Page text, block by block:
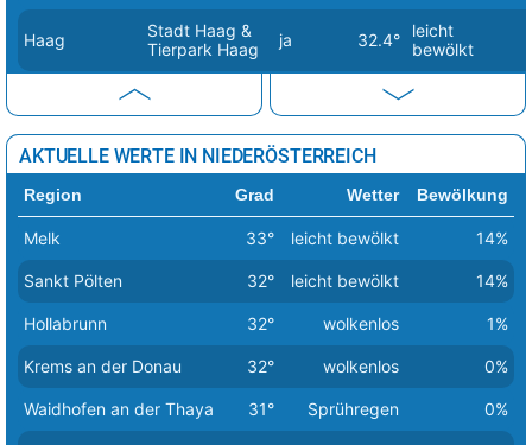
Haag
Stadt Haag &
Tierpark Haag
ja 32.4°
leicht
bewölkt
Kirchberg am
Wechsel
Molzbachhof 29.4°
HAUBIVERSUM
– Die Brot-
Erlebniswelt
(Sankt Pölten)
Mowis GmbH Nein 32°
Puchberg am
Schneeberg
Schneeberghof
29.3° wolkenlos
Pöchlarn
Bramac
ja 36.6° Sprühregen
AKTUELLE WERTE IN NIEDERÖSTERREICH
Region Grad Wetter Bewölkung
Melk 33° leicht bewölkt 14%
Sankt Pölten 32° leicht bewölkt 14%
Hollabrunn 32° wolkenlos 1%
Krems an der Donau 32° wolkenlos 0%
Waidhofen an der Thaya 31° Sprühregen 0%